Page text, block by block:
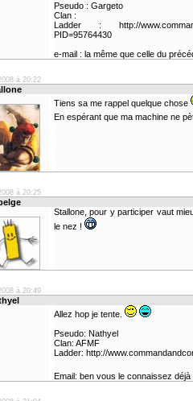
Pseudo : Gargeto
Clan :
Ladder : http://
PID=95764430
e-mail : la même que celle du
à 20:22
Tiens sa me rappel quelque chose
En espérant que ma machine ne
à 20:25
Stallone, pour y participer vaut
le nez !
à 20:49
Allez hop je tente.
Pseudo: Nathyel
Clan: AFMF
Ladder: http://
Email: ben vous le connaissez déjà